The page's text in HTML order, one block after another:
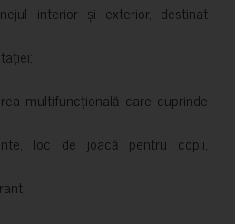
interior și exterior, destinat
multifuncțională care cuprinde
loc de joacă pentru copii,